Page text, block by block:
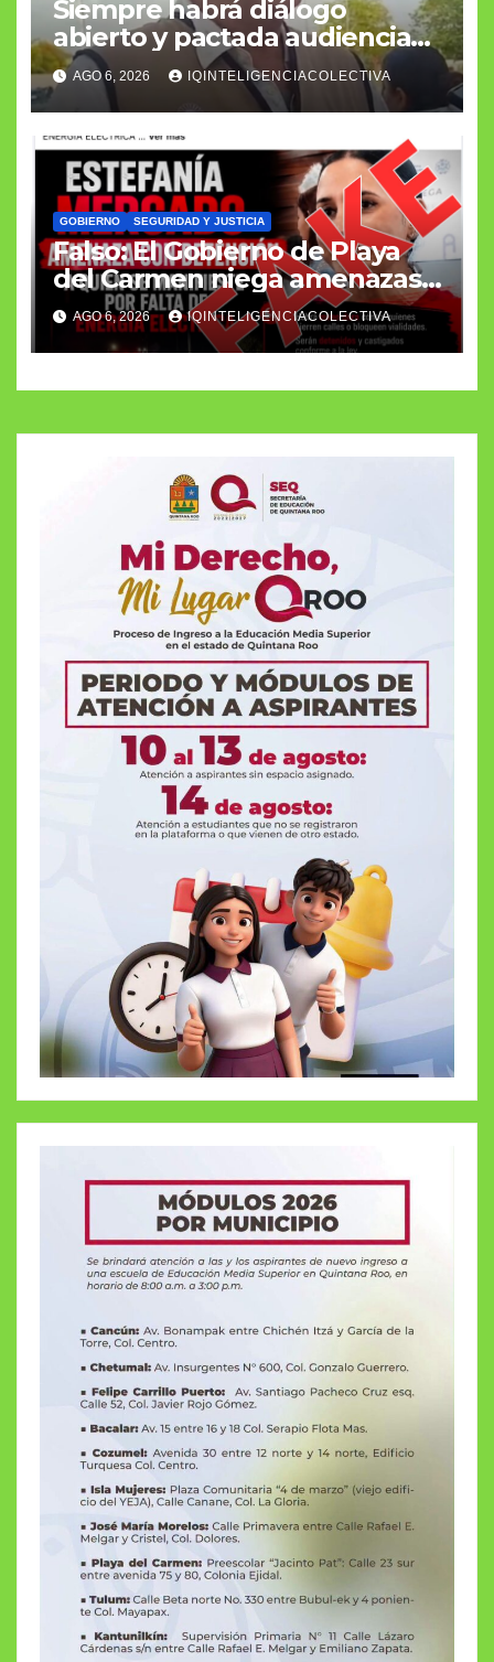
Siempre habrá diálogo
abierto y pactada audiencia
con el fiscal general
AGO 6, 2026 IQINTELIGENCIACOLECTIVA
GOBIERNO SEGURIDAD Y JUSTICIA
Falso: El Gobierno de Playa
del Carmen niega amenazas
a manifestantes por
apagones de la CFE
AGO 6, 2026 IQINTELIGENCIACOLECTIVA